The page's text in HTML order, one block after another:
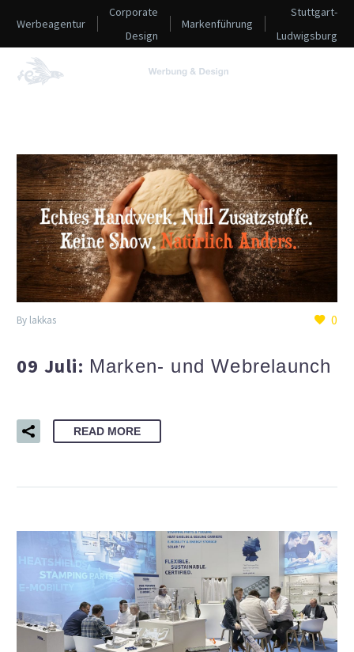
Werbeagentur
Corporate
Design
Markenführung
Stuttgart-
Ludwigsburg
0
By lakkas
09 Juli: Marken- und Webrelaunch
READ MORE